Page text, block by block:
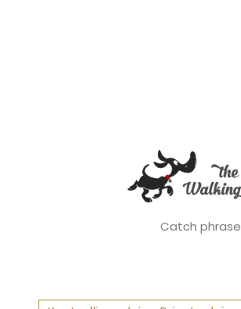
Catch phrase